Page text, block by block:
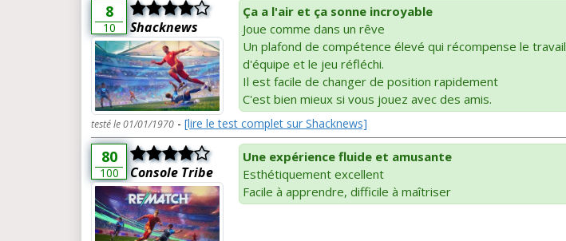
8
10 Shacknews
Ça a l'air et ça sonne incroyable
Joue comme dans un rêve
Un plafond de compétence élevé qui récompense le travail
d'équipe et le jeu réfléchi.
Il est facile de changer de position rapidement
C'est bien mieux si vous jouez avec des amis.
testé le 01/01/1970 - [lire le test complet sur Shacknews]
80
100 Console Tribe
Une expérience fluide et amusante
Esthétiquement excellent
Facile à apprendre, difficile à maîtriser